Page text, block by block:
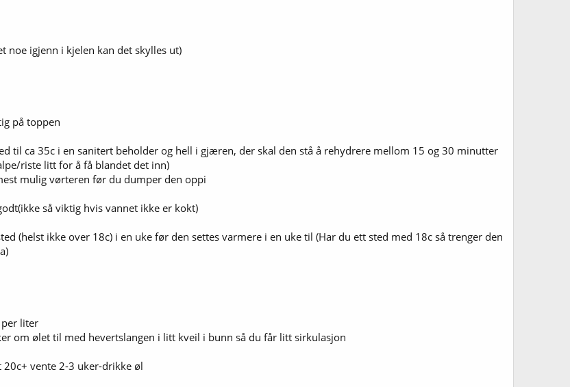
noe igjenn i kjelen kan det skylles ut)
på toppen
til ca 35c i en sanitert beholder og hell i gjæren, der skal den stå å rehydrere mellom 15 og 30 minutter
riste litt for å få blandet det inn)
mulig vørteren før du dumper den oppi
så viktig hvis vannet ikke er kokt)
(helst ikke over 18c) i en uke før den settes varmere i en uke til (Har du ett sted med 18c så trenger den
liter
om ølet til med hevertslangen i litt kveil i bunn så du får litt sirkulasjon
vente 2-3 uker-drikke øl